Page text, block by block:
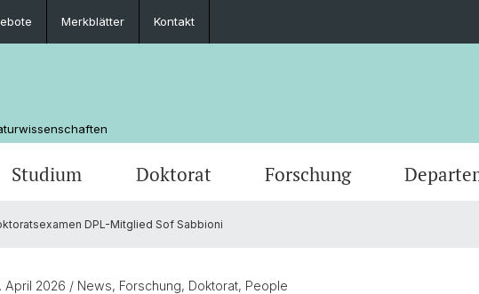
Merkblätter Kontakt
Medienspiegel
Studium
MSG Sprache und Kommunikation
Doktorat Forschung
Unterrichtskommissionen
DPL-Mitglied Sof Sabbioni
April 2026 / News, Forschung, Doktorat, People